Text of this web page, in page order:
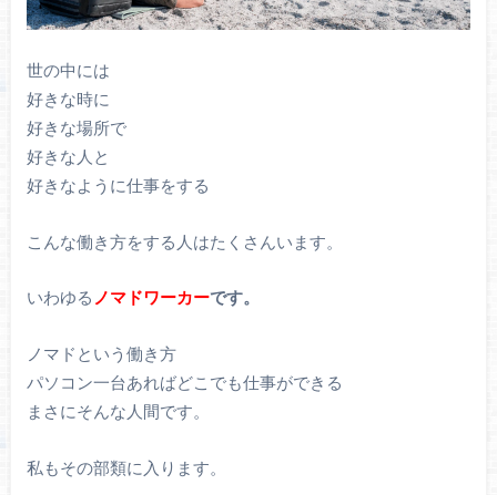
世の中には
好きな時に
好きな場所で
好きな人と
好きなように仕事をする
こんな働き方をする人はたくさんいます。
いわゆる ノマドワーカーです。
ノマドという働き方
パソコン一台あればどこでも仕事ができる
まさにそんな人間です。
私もその部類に入ります。